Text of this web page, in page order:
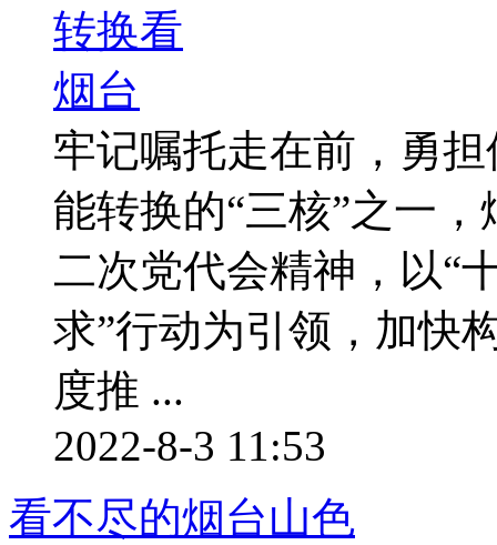
牢记嘱托走在前，勇
能转换的“三核”之一
二次党代会精神，以“
求”行动为引领，加快
度推 ...
2022-8-3 11:53
看不尽的烟台山色